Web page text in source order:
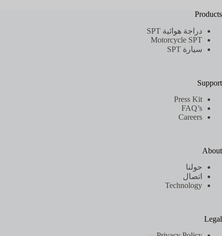
Products
دراجة هوائية SPT
Motorcycle SPT
سيارة SPT
Support
Press Kit
FAQ’s
Careers
About
حولنا
اتصال
Technology
Legal